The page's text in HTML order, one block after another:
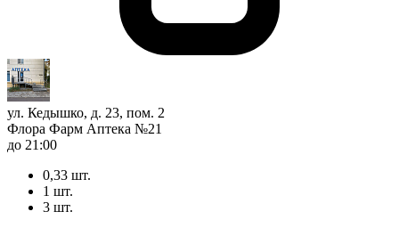
ул. Кедышко, д. 23, пом. 2
Флора Фарм Аптека №21
до 21:00
0,33 шт.
1 шт.
3 шт.